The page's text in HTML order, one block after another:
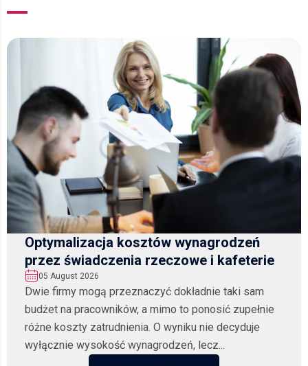
Optymalizacja kosztów wynagrodzeń
przez świadczenia rzeczowe i kafeterie
05 August 2026
Dwie firmy mogą przeznaczyć dokładnie taki sam
budżet na pracowników, a mimo to ponosić zupełnie
różne koszty zatrudnienia. O wyniku nie decyduje
wyłącznie wysokość wynagrodzeń, lecz...